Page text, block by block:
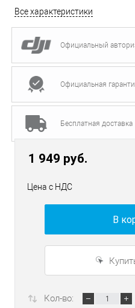
Все характеристики
Официальный
Официальная
Бесплатная доставка
1 949 руб.
Цена с НДС
В
Кол-во: